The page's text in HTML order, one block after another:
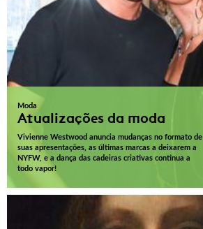
Moda
Atualizações da moda
Vivienne Westwood anuncia mudanças no formato de
suas apresentações, as últimas marcas a deixarem a
NYFW, e a dança das cadeiras criativas continua a
todo vapor!